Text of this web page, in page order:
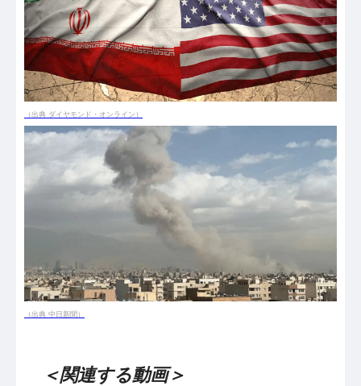
（出典 ダイヤモンド・オンライン）
（出典 中日新聞）
＜関連する動画＞